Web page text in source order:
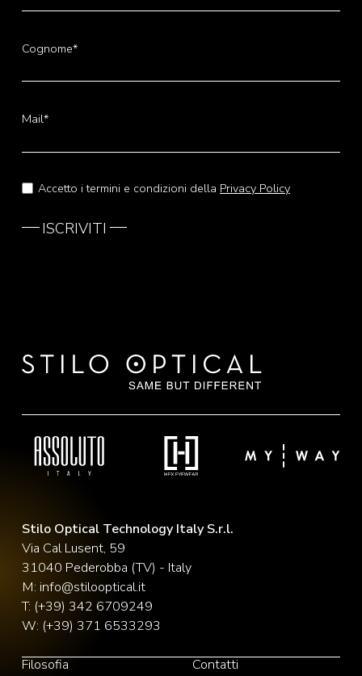
Cognome*
Mail*
Accetto i termini e condizioni della Privacy Policy
ISCRIVITI
Stilo Optical Technology Italy S.r.l.
Via Cal Lusent, 59
31040 Pederobba (TV) - Italy
M: info@stilooptical.it
T: (+39) 342 6709249
W: (+39) 371 6533293
Filosofia Contatti